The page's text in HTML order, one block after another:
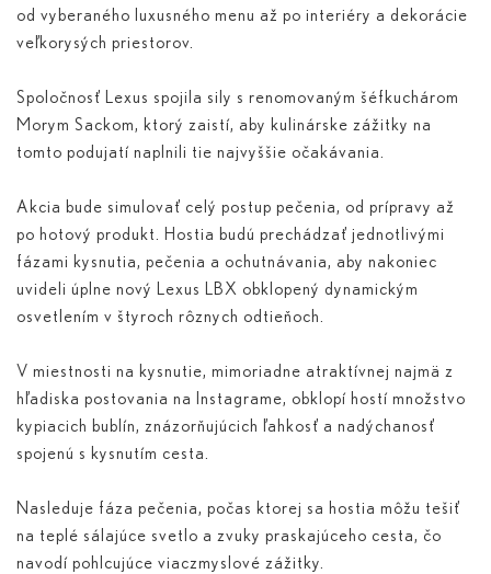
od vyberaného luxusného menu až po interiéry a dekorácie
veľkorysých priestorov.
Spoločnosť Lexus spojila sily s renomovaným šéfkuchárom
Morym Sackom, ktorý zaistí, aby kulinárske zážitky na
tomto podujatí naplnili tie najvyššie očakávania.
Akcia bude simulovať celý postup pečenia, od prípravy až
po hotový produkt. Hostia budú prechádzať jednotlivými
fázami kysnutia, pečenia a ochutnávania, aby nakoniec
uvideli úplne nový Lexus LBX obklopený dynamickým
osvetlením v štyroch rôznych odtieňoch.
V miestnosti na kysnutie, mimoriadne atraktívnej najmä z
hľadiska postovania na Instagrame, obklopí hostí množstvo
kypiacich bublín, znázorňujúcich ľahkosť a nadýchanosť
spojenú s kysnutím cesta.
Nasleduje fáza pečenia, počas ktorej sa hostia môžu tešiť
na teplé sálajúce svetlo a zvuky praskajúceho cesta, čo
navodí pohlcujúce viaczmyslové zážitky.